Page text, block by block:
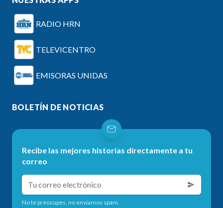
RADIO HRN
TELEVICENTRO
EMISORAS UNIDAS
BOLETÍN DE NOTICIAS
Recibe las mejores historias directamente a tu
correo
No te preocupes, no enviamos spam.